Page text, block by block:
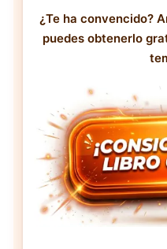
¿Te ha convencido?
puedes obtenerlo